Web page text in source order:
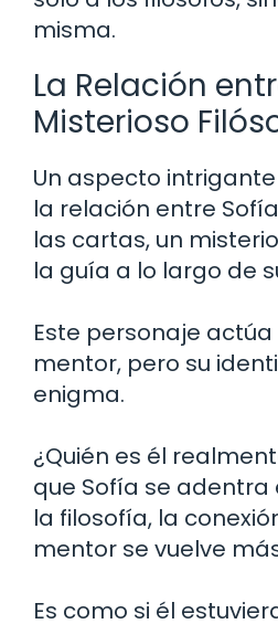
misma.
La Relación
Misterioso
Un aspecto
la relación entre
las cartas, un
la guía a lo largo de
Este personaje
mentor, pero su
enigma.
¿Quién es él
que Sofía se adentra
la filosofía, la
mentor se vuelve
Es como si él